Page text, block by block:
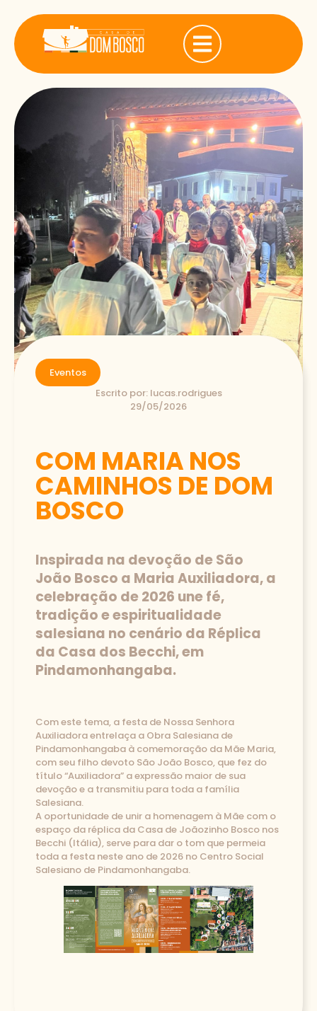
Eventos
Escrito por: lucas.rodrigues
29/05/2026
COM MARIA NOS
CAMINHOS DE DOM
BOSCO
Inspirada na devoção de São
João Bosco a Maria Auxiliadora, a
celebração de 2026 une fé,
tradição e espiritualidade
salesiana no cenário da Réplica
da Casa dos Becchi, em
Pindamonhangaba.
Com este tema, a festa de Nossa Senhora
Auxiliadora entrelaça a Obra Salesiana de
Pindamonhangaba à comemoração da Mãe Maria,
com seu filho devoto São João Bosco, que fez do
título “Auxiliadora” a expressão maior de sua
devoção e a transmitiu para toda a família
Salesiana.
A oportunidade de unir a homenagem à Mãe com o
espaço da réplica da Casa de Joãozinho Bosco nos
Becchi (Itália), serve para dar o tom que permeia
toda a festa neste ano de 2026 no Centro Social
Salesiano de Pindamonhangaba.